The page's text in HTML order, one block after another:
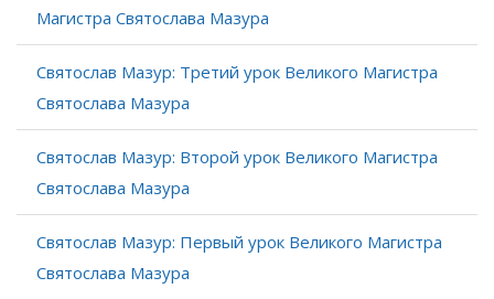
Магистра Святослава Мазура
Святослав Мазур: Третий урок Великого Магистра
Святослава Мазура
Святослав Мазур: Второй урок Великого Магистра
Святослава Мазура
Святослав Мазур: Первый урок Великого Магистра
Святослава Мазура